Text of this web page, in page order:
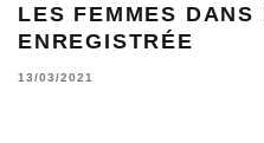
LES FEMMES DANS
ENREGISTRÉE
13/03/2021